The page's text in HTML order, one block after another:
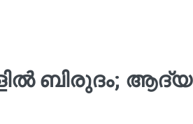
ബിരുദം; ആദ്യ